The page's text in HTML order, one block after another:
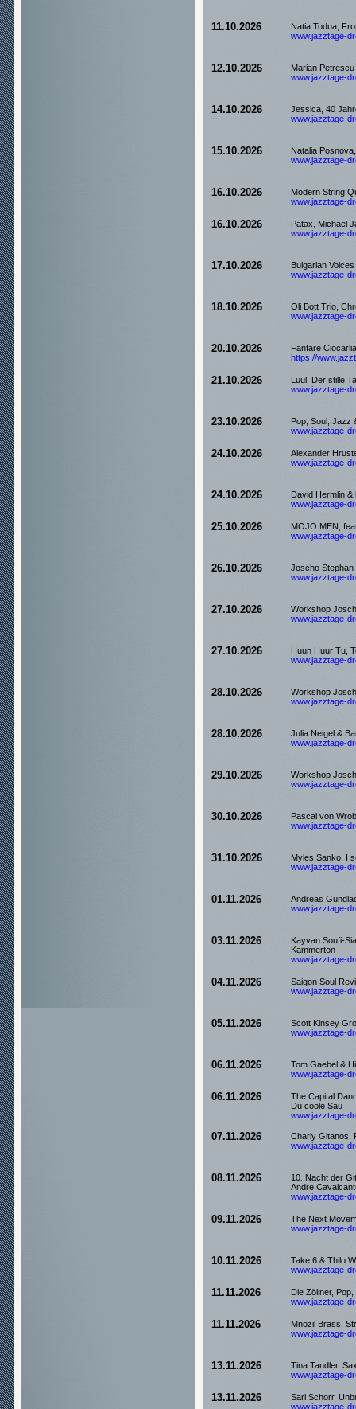
11.10.2026
Natia Todua,
www.jazztage-
12.10.2026
Marian
www.jazztage-
14.10.2026
Jessica, 40
www.jazztage-
15.10.2026
Natalia
www.jazztage-
16.10.2026
Modern String
www.jazztage-
16.10.2026
Patax, Michael
www.jazztage-
17.10.2026
Bulgarian
www.jazztage-
18.10.2026
Oli Bott Trio,
www.jazztage-
20.10.2026
Fanfare
https://
21.10.2026
Lüül, Der stille
www.jazztage-
23.10.2026
Pop, Soul, Jazz
www.jazztage-
24.10.2026
Alexander
www.jazztage-
24.10.2026
David Hermlin
www.jazztage-
25.10.2026
MOJO MEN,
www.jazztage-
26.10.2026
Joscho Stephan
www.jazztage-
27.10.2026
Workshop
www.jazztage-
27.10.2026
Huun Huur Tu,
www.jazztage-
28.10.2026
Workshop
www.jazztage-
28.10.2026
Julia Neigel &
www.jazztage-
29.10.2026
Workshop
www.jazztage-
30.10.2026
Pascal von
www.jazztage-
31.10.2026
Myles Sanko, I
www.jazztage-
01.11.2026
Andreas
www.jazztage-
03.11.2026
Kayvan Soufi-
Kammerton
www.jazztage-
04.11.2026
Saigon Soul
www.jazztage-
05.11.2026
Scott Kinsey
www.jazztage-
06.11.2026
Tom Gaebel &
www.jazztage-
06.11.2026
The Capital
Du coole Sau
www.jazztage-
07.11.2026
Charly Gitanos,
www.jazztage-
08.11.2026
10. Nacht der
Andre
www.jazztage-
09.11.2026
The Next
www.jazztage-
10.11.2026
Take 6 & Thilo
www.jazztage-
11.11.2026
Die Zöllner,
www.jazztage-
11.11.2026
Mnozil Brass,
www.jazztage-
13.11.2026
Tina Tandler,
www.jazztage-
13.11.2026
Sari Schorr,
www.jazztage-